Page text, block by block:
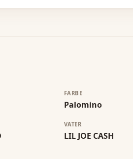
FARBE
Palomino
VATER
LIL JOE CASH